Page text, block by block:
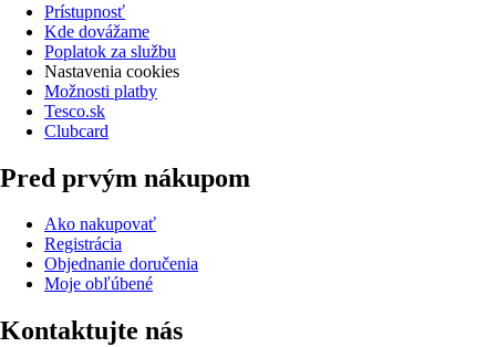
Prístupnosť
Kde dovážame
Poplatok za službu
Nastavenia cookies
Možnosti platby
Tesco.sk
Clubcard
Pred prvým nákupom
Ako nakupovať
Registrácia
Objednanie doručenia
Moje obľúbené
Kontaktujte nás